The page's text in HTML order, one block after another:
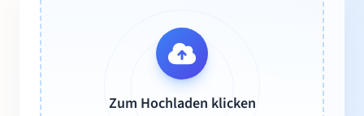
Zum Hochladen klicken